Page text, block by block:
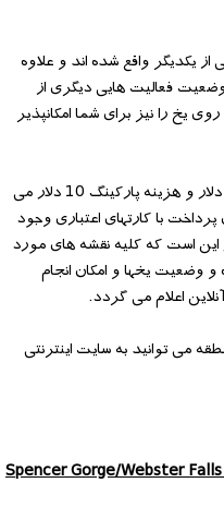
یکدیگر واقع شده اند و علاوه
فعالیت هایی دیگری از
یخ را نیز برای شما امکانپذیر
هزینه بازدید از این منطقه برای هر نفر 5 دلار و هزینه پارکینگ 10 دلار می
با کارتهای اعتباری وجود
این است که کلیه نقشه های مورد
وضعیت یخها و امکان انجام
اعلام می گردد.
می توانید به سایت اینترنتی
Spencer Gorge/Webster